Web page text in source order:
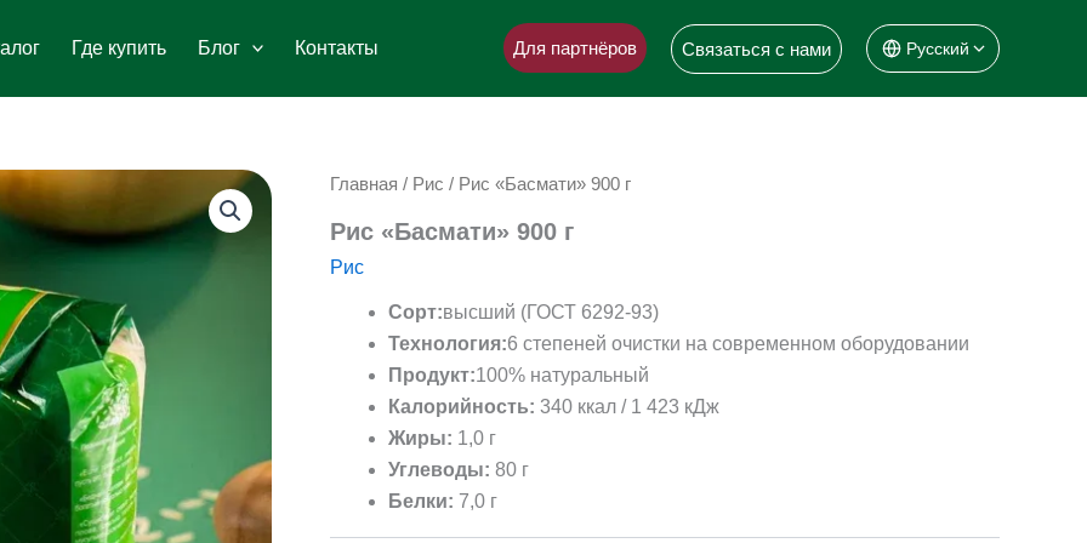
Где купить Блог Контакты Для партнёров Связаться с нами Русский
Главная / Рис / Рис «Басмати» 900 г
Рис «Басмати» 900 г
Рис
Сорт:высший (ГОСТ 6292-93)
Технология:6 степеней очистки на современном оборудовании
Продукт:100% натуральный
Калорийность: 340 ккал / 1 423 кДж
Жиры: 1,0 г
Углеводы: 80 г
Белки: 7,0 г